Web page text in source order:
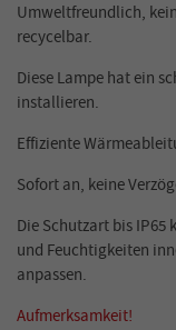
Umweltfreundlich,
recycelbar.
Diese Lampe hat ein
installieren.
Effiziente
Sofort an, keine
Die Schutzart bis IP65
und Feuchtigkeiten
anpassen.
Aufmerksamkeit!